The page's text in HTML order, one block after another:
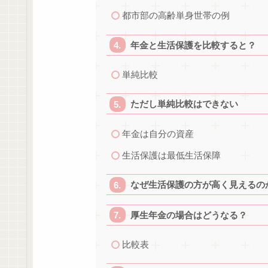
都市部の高齢単身世帯の例
年金と生活保護を比較すると？
単純比較
ただし単純比較はできない
年金は自分の資産
生活保護は最低生活保障
なぜ生活保護の方が高く見えるの
厚生年金の場合はどうなる？
比較表